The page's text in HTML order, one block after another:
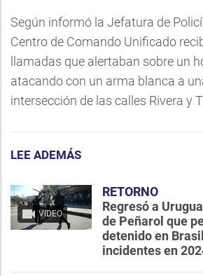
Según informó la Jefatura de
Centro de Comando Unificado
llamadas que alertaban sobre un
atacando con un arma blanca a
intersección de las calles Rivera y
LEE ADEMÁS
VIDEO
RETORNO
Regresó a
de Peñarol que
detenido en
incidentes en